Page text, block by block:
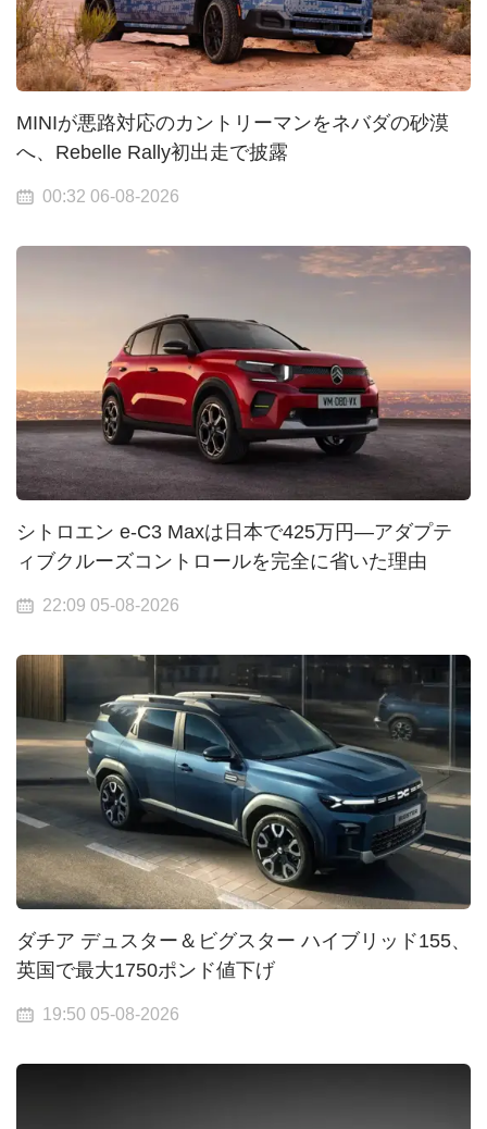
MINIが悪路対応のカントリーマンをネバダの砂漠
へ、Rebelle Rally初出走で披露
00:32 06-08-2026
シトロエン e-C3 Maxは日本で425万円—アダプテ
ィブクルーズコントロールを完全に省いた理由
22:09 05-08-2026
ダチア デュスター＆ビグスター ハイブリッド155、
英国で最大1750ポンド値下げ
19:50 05-08-2026